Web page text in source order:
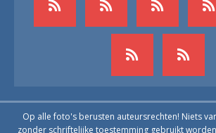
Op alle foto's berusten auteursrechten! Niets
zonder schriftelijke toestemming gebruikt